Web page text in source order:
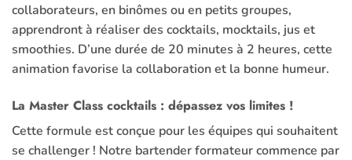
collaborateurs, en binômes ou en petits groupes,
apprendront à réaliser des cocktails, mocktails, jus et
smoothies. D’une durée de 20 minutes à 2 heures, cette
animation favorise la collaboration et la bonne humeur.
La Master Class cocktails : dépassez vos limites !
Cette formule est conçue pour les équipes qui souhaitent
se challenger ! Notre bartender formateur commence par